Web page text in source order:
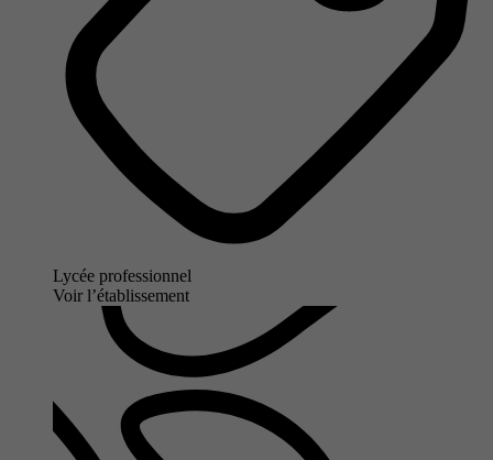
Lycée professionnel
Voir l’établissement